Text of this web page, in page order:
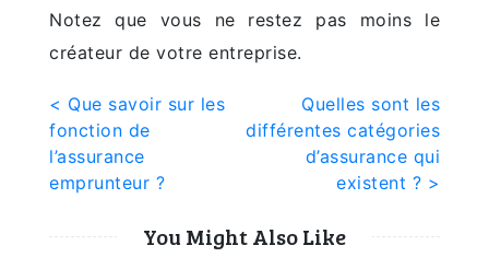
Notez que vous ne restez pas moins le
créateur de votre entreprise.
Navigation
l’article
< Que savoir sur les
fonction de
l’assurance
emprunteur ?
Quelles sont les
différentes catégories
d’assurance qui
existent ? >
You Might Also Like